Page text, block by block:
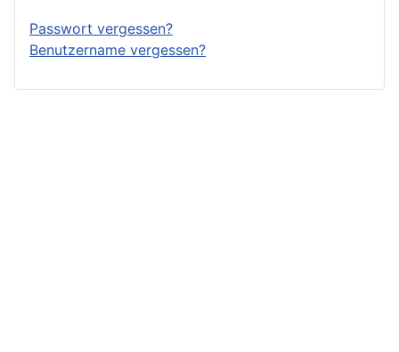
Passwort vergessen?
Benutzername vergessen?